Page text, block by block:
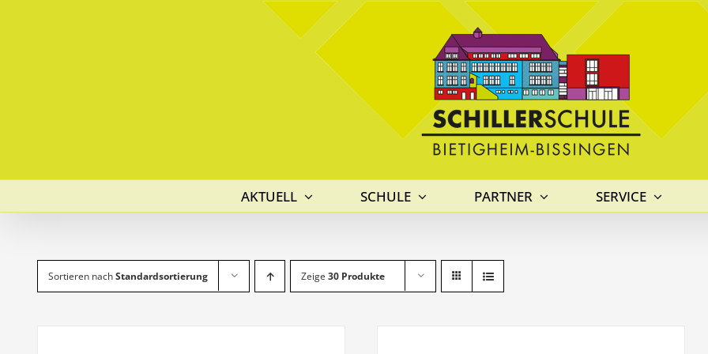
AKTUELL SCHULE PARTNER SERVICE
Sortieren nachStandardsortierung Zeige 30 Produkte